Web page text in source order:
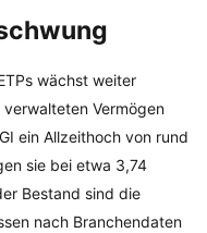
wächst weiter
Vermögen
ein Allzeithoch von rund
sie bei etwa 3,74
Bestand sind die
nach Branchendaten